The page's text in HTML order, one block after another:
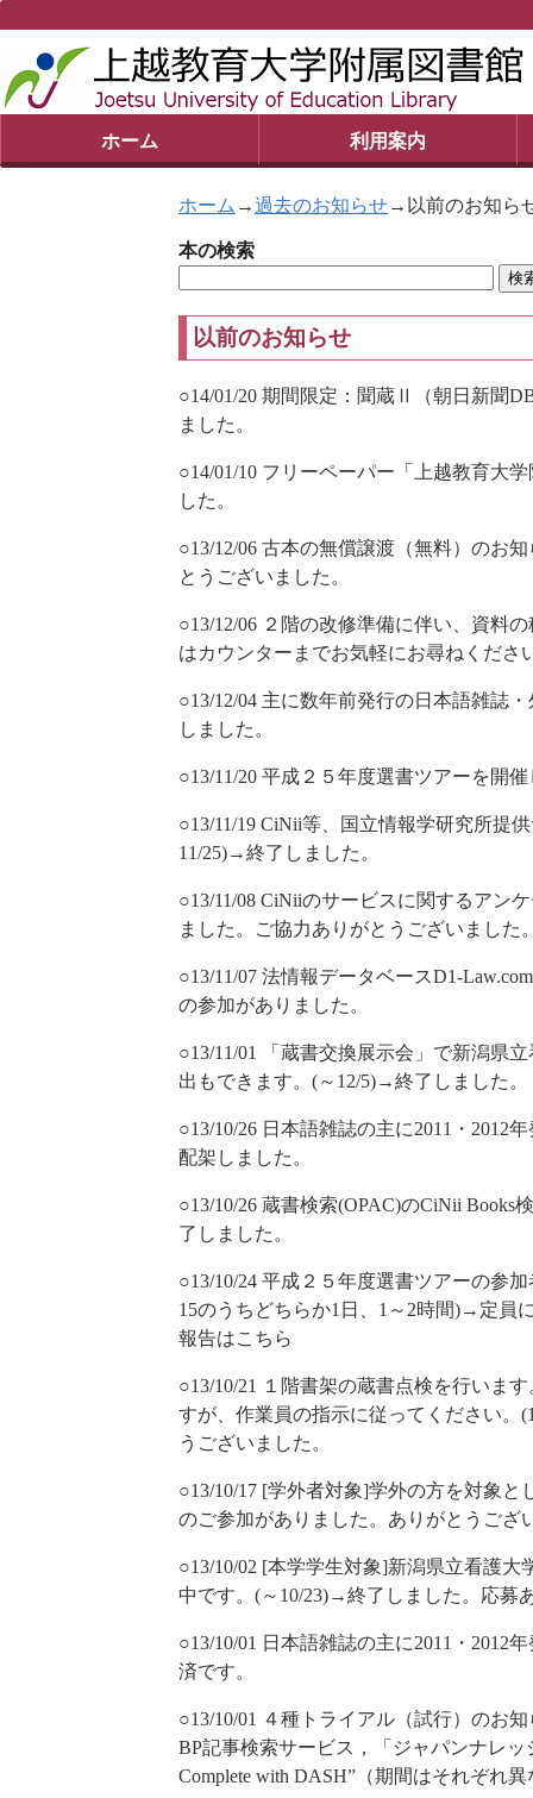
ホーム 利用案内
ホーム →過去のお知らせ→以前のお知ら
本の検索
以前のお知らせ
○14/01/20 期間限定：聞蔵Ⅱ（朝日新
ました。
○14/01/10 フリーペーパー「上越教育大
した。
○13/12/06 古本の無償譲渡（無料）のお
とうございました。
○13/12/06 ２階の改修準備に伴い、資料
はカウンターまでお気軽にお尋ねくださ
○13/12/04 主に数年前発行の日本語雑
しました。
○13/11/20 平成２５年度選書ツアーを開
○13/11/19 CiNii等、国立情報学研究所提
11/25)→終了しました。
○13/11/08 CiNiiのサービスに関するアン
ました。ご協力ありがとうございました
○13/11/07 法情報データベースD1-
の参加がありました。
○13/11/01 「蔵書交換展示会」で新潟県
出もできます。(～12/5)→終了しました。
○13/10/26 日本語雑誌の主に2011・
配架しました。
○13/10/26 蔵書検索(OPAC)のCiNii
了しました。
○13/10/24 平成２５年度選書ツアーの参
15のうちどちらか1日、1～2時間)→定員
報告はこちら
○13/10/21 １階書架の蔵書点検を行いま
すが、作業員の指示に従ってください。
うございました。
○13/10/17 [学外者対象]学外の方を対象
のご参加がありました。ありがとうござ
○13/10/02 [本学学生対象]新潟県立看護
中です。(～10/23)→終了しました。応募
○13/10/01 日本語雑誌の主に2011・2012
済です。
○13/10/01 ４種トライアル（試行）のお
BP記事検索サービス，「ジャパンナレッ
Complete with DASH”（期間はそれぞれ